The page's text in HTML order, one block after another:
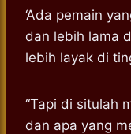
‘Ada pemain
dan lebih lama
lebih layak di
“Tapi di situlah
dan apa yang